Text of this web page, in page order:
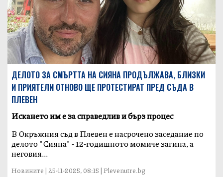
ДЕЛОТО ЗА СМЪРТТА НА СИЯНА ПРОДЪЛЖАВА, БЛИЗКИ
И ПРИЯТЕЛИ ОТНОВО ЩЕ ПРОТЕСТИРАТ ПРЕД СЪДА В
ПЛЕВЕН
Искането им е за справедлив и бърз процес
В Окръжния съд в Плевен е насрочено заседание по
делото "Сияна" - 12-годишното момиче загина, а
неговия...
Новините | 25-11-2025, 08:15 | Plevenutre.bg